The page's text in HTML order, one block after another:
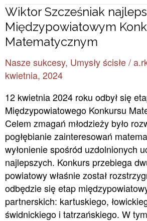
Wiktor Szcześniak
Międzypowiatowym
Matematycznym
Nasze sukcesy, Umysły ścisłe/
kwietnia, 2024
12 kwietnia 2024 roku odbył się
Międzypowiatowego Konkursu
Celem zmagań młodzieży było
pogłębianie zainteresowań
wyłonienie spośród uzdolnionych
najlepszych. Konkurs przebiega
powiatowy właśnie został
odbędzie się etap
partnerskich: kartuskiego,
świdnickiego i tatrzańskiego. W
Wiktor
Szcześniak
najlepszy
w
XII
Międzypowiatowym
Matematycznym